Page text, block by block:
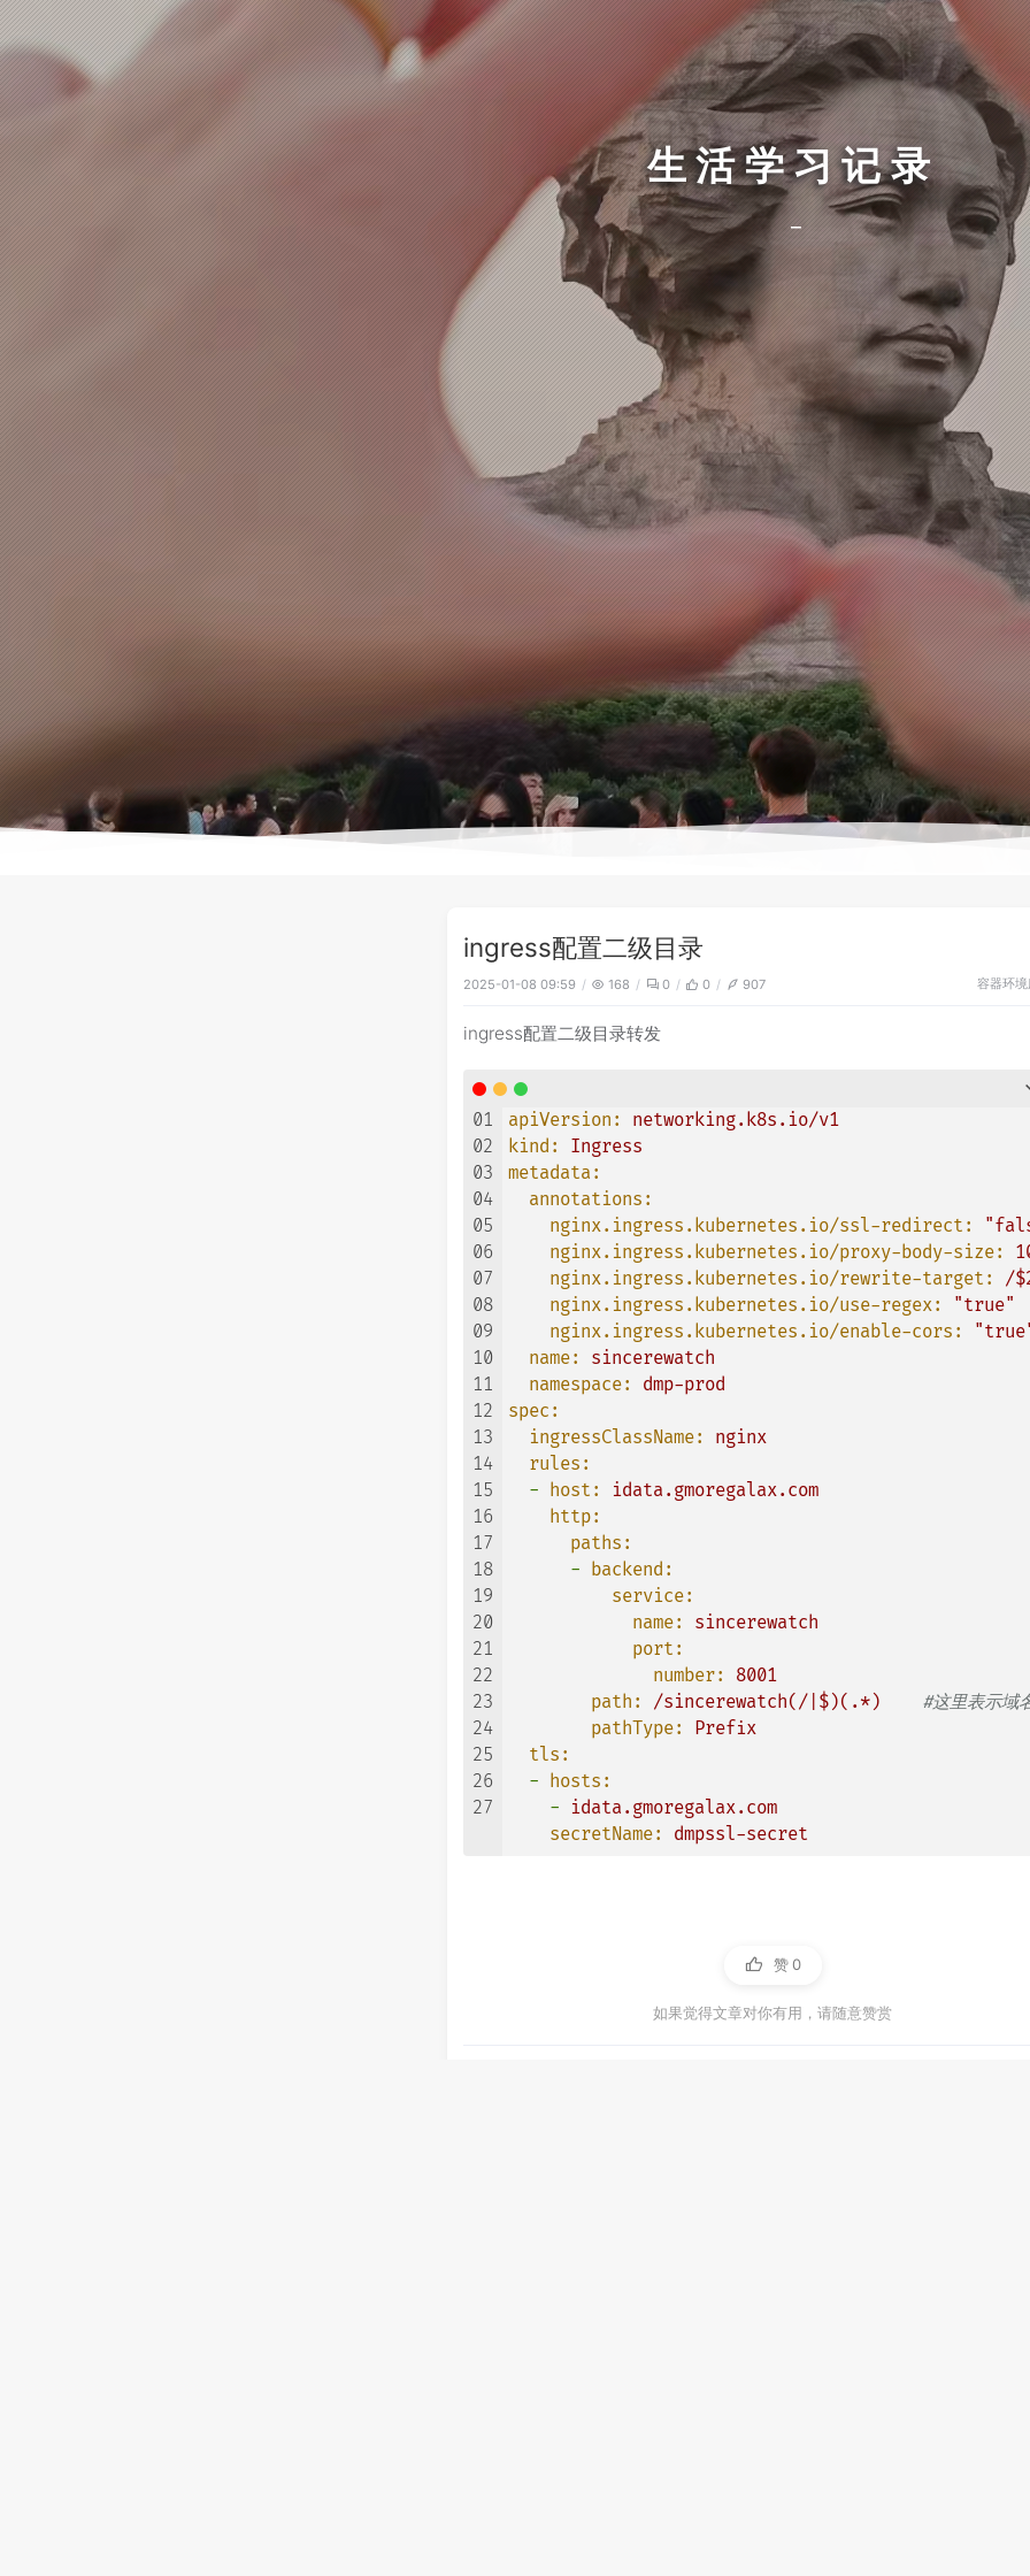
生活学习记录
ingress配置二级目录
2025-01-08 09:59 168 0 0 907 容器环境
ingress配置二级目录转发
01
02
03
04
05
06
07
08
09
10
11
12
13
14
15
16
17
18
19
20
21
22
23
24
25
26
27
apiVersion:
networking.k8s.io/v1
kind:
Ingress
metadata:
annotations:
nginx.ingress.kubernetes.io/ssl-redirect:
nginx.ingress.kubernetes.io/proxy-body-size:
nginx.ingress.kubernetes.io/rewrite-target:
/
nginx.ingress.kubernetes.io/use-regex:
"true"
nginx.ingress.kubernetes.io/enable-cors:
name:
sincerewatch
namespace:
dmp-prod
spec:
ingressClassName:
nginx
rules:
-
host:
idata.gmoregalax.com
http:
paths:
-
backend:
service:
name:
sincerewatch
port:
number:
8001
path:
/sincerewatch(/|$)(.*)
#这里表示域
pathType:
Prefix
tls:
-
hosts:
-
idata.gmoregalax.com
secretName:
dmpssl-secret
赞 0
如果觉得文章对你有用，请随意赞赏